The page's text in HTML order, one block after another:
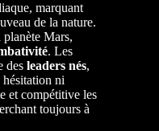
marquant
de la nature.
Mars,
. Les
des leaders nés,
hésitation ni
et compétitive les
toujours à